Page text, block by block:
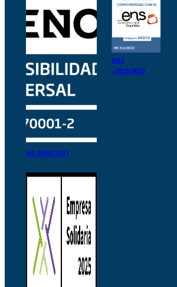
AR-0002/2011
ENS
-2019/0023